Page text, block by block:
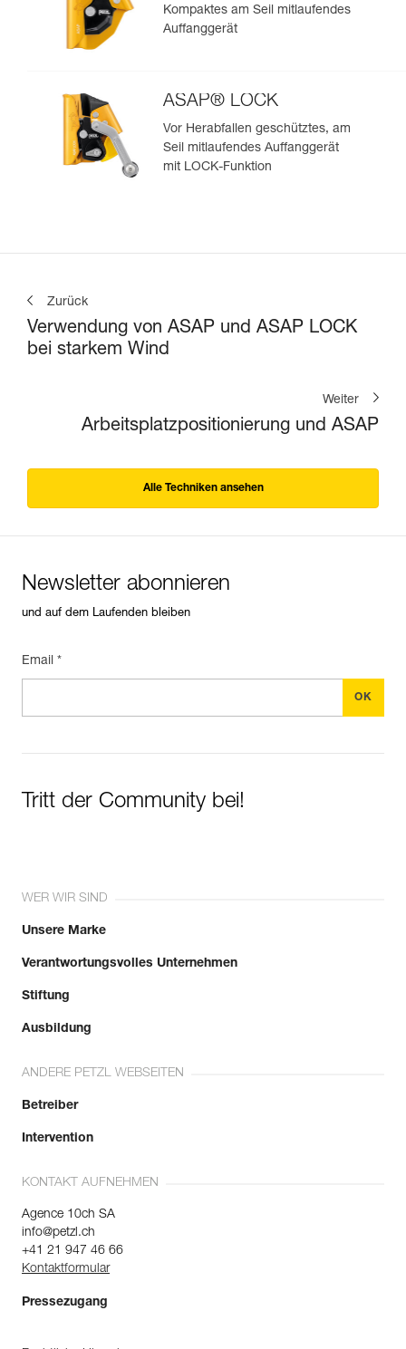
Kompaktes am Seil mitlaufendes
Auffanggerät
ASAP® LOCK
Vor Herabfallen geschütztes, am
Seil mitlaufendes Auffanggerät
mit LOCK-Funktion
Zurück
Verwendung von ASAP und ASAP LOCK
bei starkem Wind
Weiter
Arbeitsplatzpositionierung und ASAP
Alle Techniken ansehen
Newsletter abonnieren
und auf dem Laufenden bleiben
Email *
Tritt der Community bei!
WER WIR SIND
Unsere Marke
Verantwortungsvolles Unternehmen
Stiftung
Ausbildung
ANDERE PETZL WEBSEITEN
Betreiber
Intervention
KONTAKT AUFNEHMEN
Agence 10ch SA
info@petzl.ch
+41 21 947 46 66
Kontaktformular
Pressezugang